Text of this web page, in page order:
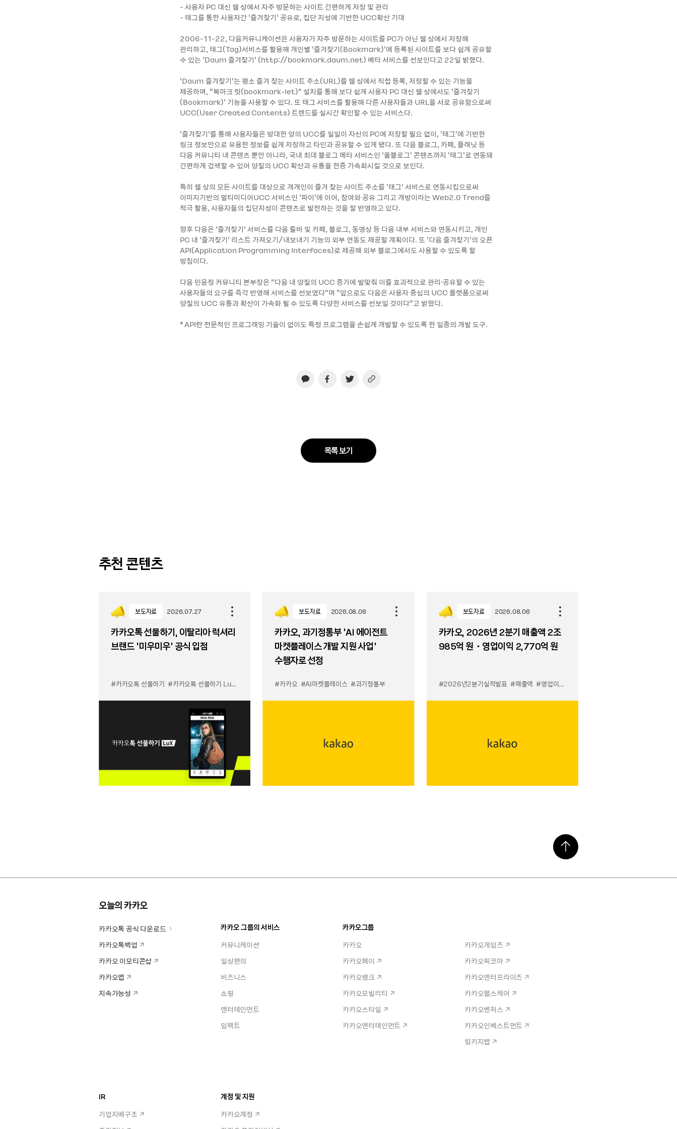
- 사용자 PC 대신 웹 상에서 자주 방문하는 사이트 간편하게 저장 및 관리
- 태그를 통한 사용자간 ‘즐겨찾기’ 공유로, 집단 지성에 기반한 UCC확산 기대
2006-11-22, 다음커뮤니케이션은 사용자가 자주 방문하는 사이트를 PC가 아닌 웹 상에서 저장해
관리하고, 태그(Tag)서비스를 활용해 개인별 ‘즐겨찾기(Bookmark)’에 등록된 사이트를 보다 쉽게 공유할
수 있는 ‘Daum 즐겨찾기’ (http://bookmark.daum.net) 베타 서비스를 선보인다고 22일 밝혔다.
‘Daum 즐겨찾기’는 평소 즐겨 찾는 사이트 주소(URL)를 웹 상에서 직접 등록, 저장할 수 있는 기능을
제공하며, “북마크 릿(bookmark-let)“ 설치를 통해 보다 쉽게 사용자 PC 대신 웹 상에서도 ‘즐겨찾기
(Bookmark)’ 기능을 사용할 수 있다. 또 태그 서비스를 활용해 다른 사용자들과 URL을 서로 공유함으로써
UCC(User Created Contents) 트렌드를 실시간 확인할 수 있는 서비스다.
‘즐겨찾기’를 통해 사용자들은 방대한 양의 UCC를 일일이 자신의 PC에 저장할 필요 없이, ‘태그’에 기반한
링크 정보만으로 유용한 정보를 쉽게 저장하고 타인과 공유할 수 있게 됐다. 또 다음 블로그, 카페, 플래닛 등
다음 커뮤니티 내 콘텐츠 뿐만 아니라, 국내 최대 블로그 메타 서비스인 ‘올블로그’ 콘텐츠까지 ‘태그’로 연동돼
간편하게 검색할 수 있어 양질의 UCC 확산과 유통을 한층 가속화시킬 것으로 보인다.
특히 웹 상의 모든 사이트를 대상으로 개개인이 즐겨 찾는 사이트 주소를 ‘태그’ 서비스로 연동시킴으로써
이미지기반의 멀티미디어UCC 서비스인 ‘파이’에 이어, 참여와 공유 그리고 개방이라는 Web2.0 Trend를
적극 활용, 사용자들의 집단지성이 콘텐츠로 발전하는 것을 잘 반영하고 있다.
향후 다음은 ‘즐겨찾기’ 서비스를 다음 툴바 및 카페, 블로그, 동영상 등 다음 내부 서비스와 연동시키고, 개인
PC 내 ‘즐겨찾기’ 리스트 가져오기/내보내기 기능의 외부 연동도 제공할 계획이다. 또 ‘다음 즐겨찾기’의 오픈
API(Application Programming Interfaces)로 제공해 외부 블로그에서도 사용할 수 있도록 할
방침이다.
다음 민윤정 커뮤니티 본부장은 “다음 내 양질의 UCC 증가에 발맞춰 이를 효과적으로 관리·공유할 수 있는
사용자들의 요구를 즉각 반영해 서비스를 선보였다”며 “앞으로도 다음은 사용자 중심의 UCC 플랫폼으로써
양질의 UCC 유통과 확산이 가속화 될 수 있도록 다양한 서비스를 선보일 것이다”고 밝혔다.
* API란 전문적인 프로그래밍 기술이 없이도 특정 프로그램을 손쉽게 개발할 수 있도록 한 일종의 개발 도구.
목록 보기
추천 콘텐츠
보도자료 2026.07.27
카카오톡 선물하기, 이탈리아 럭셔리
브랜드 '미우미우' 공식 입점
#카카오톡 선물하기 #카카오톡 선물하기 LuX 미우미우 입점 #선물하기 LuX #선물하기 미우미우 입점
보도자료 2026.08.06
카카오, 과기정통부 ‘AI 에이전트
마켓플레이스 개발 지원 사업’
수행자로 선정
#카카오 #AI마켓플레이스 #과기정통부
보도자료 2026.08.06
카카오, 2026년 2분기 매출액 2조
985억 원・영업이익 2,770억 원
#2026년2분기실적발표 #매출액 #영업이익
오늘의 카카오
카카오톡 공식 다운로드
카카오톡백업
카카오 이모티콘샵
카카오맵
지속가능성
카카오 그룹의 서비스
커뮤니케이션
일상편의
비즈니스
쇼핑
엔터테인먼트
임팩트
카카오그룹
카카오
카카오페이
카카오뱅크
카카오모빌리티
카카오스타일
카카오엔터테인먼트
카카오게임즈
카카오픽코마
카카오엔터프라이즈
카카오헬스케어
카카오벤처스
카카오인베스트먼트
링키지랩
IR
기업지배구조
계정 및 지원
카카오계정